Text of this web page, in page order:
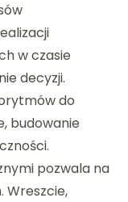
w czasie
decyzji.
do
budowanie
pozwala na
Wreszcie,